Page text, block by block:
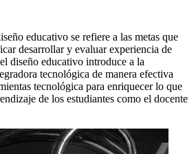
educativo se refiere a las metas que
desarrollar y evaluar experiencia de
diseño educativo introduce a la
tecnológica de manera efectiva
tecnológica para enriquecer lo que
de los estudiantes como el docente